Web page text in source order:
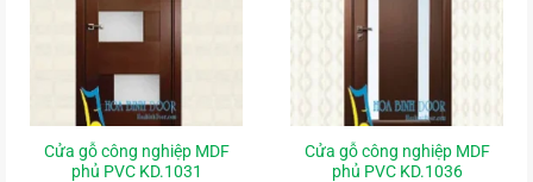
Cửa gỗ công nghiệp MDF
phủ PVC KD.1031
Cửa gỗ công nghiệp MDF
phủ PVC KD.1036